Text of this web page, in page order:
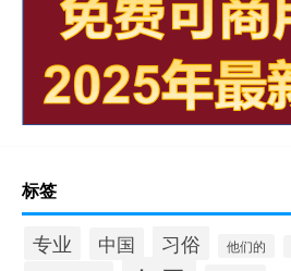
标签
专业 中国 习俗 他们的